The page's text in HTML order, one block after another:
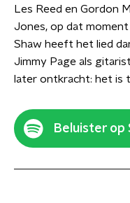
Les Reed en Gordon
Jones, op dat
Shaw heeft het lied
Jimmy Page als
later ontkracht: het is
Beluister op